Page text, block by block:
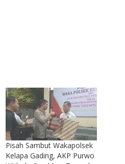
Pisah Sambut Wakapolsek
Kelapa Gading, AKP Purwo